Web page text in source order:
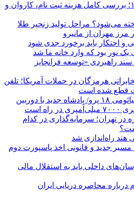
هزینه حج عمره ۱۴۰۵؛ بررسی کامل هزینه ثبت نام، کاروان و
می‌شود؟ مراحل تولید زنجیر طلا
مرز مهران از مانیرو
و احتکار باید برخورد جدی شود
یک نور بود که وارد خانه ما شد
راهبردی «توسعه فرانچایز
دکل مخابراتی هرمزگان در حملات آمریکا؛ تلفن
‌قطع شده است
افشای مشخصات شیائومی ۱۸ پرو/ پادشاه جدید با دوربین
در تهران؛ سرمایه‌گذاری در کدام
هند راه‌اندازی شد
مسیر جدید و قانونی اخذ پاسپورت دوم
داخلی باید به استقلال مالی
درباره محاصره دریایی ایران